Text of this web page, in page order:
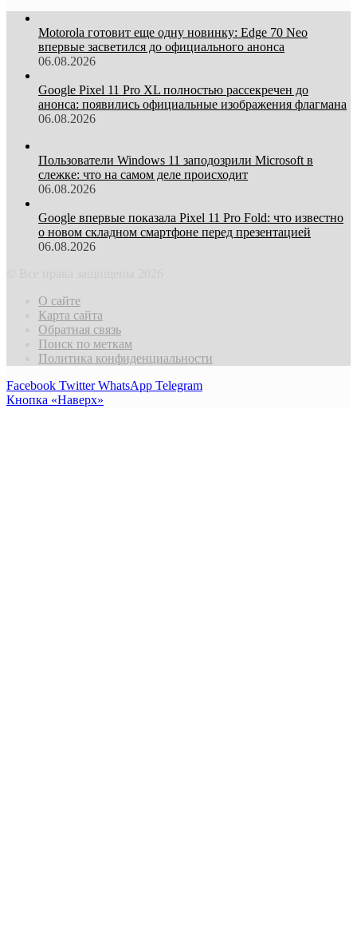
Motorola готовит еще одну новинку: Edge 70 Neo
впервые засветился до официального анонса
06.08.2026
Google Pixel 11 Pro XL полностью рассекречен до
анонса: появились официальные изображения флагмана
06.08.2026
Пользователи Windows 11 заподозрили Microsoft в
слежке: что на самом деле происходит
06.08.2026
Google впервые показала Pixel 11 Pro Fold: что известно
о новом складном смартфоне перед презентацией
06.08.2026
О сайте
Карта сайта
Обратная связь
Поиск по меткам
Политика конфиденциальности
Facebook Twitter WhatsApp Telegram
Кнопка «Наверх»